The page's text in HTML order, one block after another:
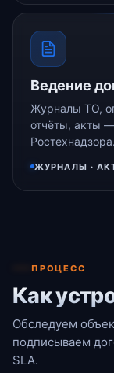
Ведение
Журналы ТО,
отчёты, акты
Ростехнадзора.
ЖУРНАЛЫ ·
ПРОЦЕСС
Как
Обследуем
подписываем
SLA.